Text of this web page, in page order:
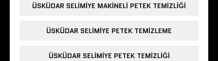
ÜSKÜDAR SELIMIYE MAKINELI PETEK TEMIZLIĞI
ÜSKÜDAR SELIMIYE PETEK TEMIZLEME
ÜSKÜDAR SELIMIYE PETEK TEMIZLIĞI